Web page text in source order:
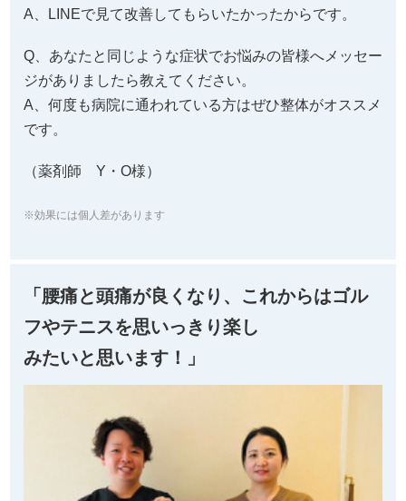
A、LINEで見て改善してもらいたかったからです。
Q、あなたと同じような症状でお悩みの皆様へメッセー
ジがありましたら教えてください。
A、何度も病院に通われている方はぜひ整体がオススメ
です。
（薬剤師 Y・O様）
※効果には個人差があります
「腰痛と頭痛が良くなり、これからはゴル
フやテニスを思いっきり楽し
みたいと思います！」